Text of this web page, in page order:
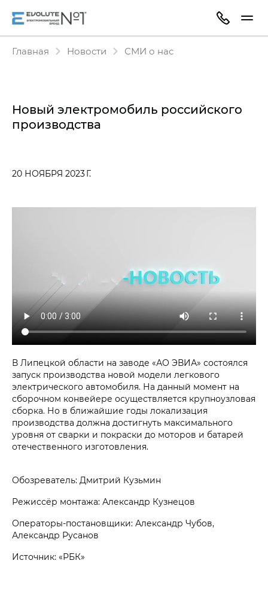
Главная Новости СМИ о нас
Новый электромобиль российского
производства
20 НОЯБРЯ 2023 Г.
В Липецкой области на заводе «АО ЭВИА» состоялся
запуск производства новой модели легкового
электрического автомобиля. На данный момент на
сборочном конвейере осуществляется крупноузловая
сборка. Но в ближайшие годы локализация
производства должна достигнуть максимального
уровня от сварки и покраски до моторов и батарей
отечественного изготовления.
Обозреватель: Дмитрий Кузьмин
Режиссёр монтажа: Александр Кузнецов
Операторы-постановщики: Александр Чубов,
Александр Русанов
Источник: «РБК»